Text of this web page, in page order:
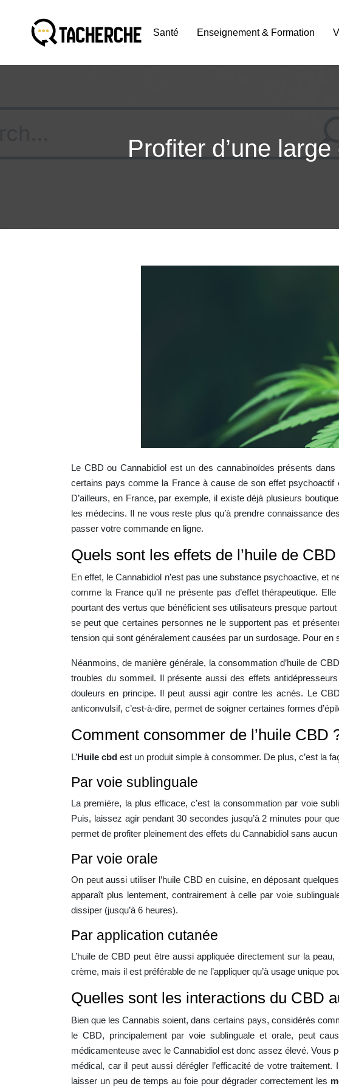
Santé Enseignement & Formation
Profiter d’une
Le CBD ou Cannabidiol est un des cannabinoïdes présents
certains pays comme la France à cause de son effet
D’ailleurs, en France, par exemple, il existe déjà plusieurs
les médecins. Il ne vous reste plus qu’à prendre connaissance
passer votre commande en ligne.
Quels sont les effets de l’huile de
En effet, le Cannabidiol n’est pas une substance psychoactive, et
comme la France qu’il ne présente pas d’effet thérapeutique.
pourtant des vertus que bénéficient ses utilisateurs presque
se peut que certaines personnes ne le supportent pas et
tension qui sont généralement causées par un surdosage. Pour en
Néanmoins, de manière générale, la consommation d’huile de
troubles du sommeil. Il présente aussi des effets
douleurs en principe. Il peut aussi agir contre les acnés. Le
anticonvulsif, c’est-à-dire, permet de soigner certaines formes
Comment consommer de l’huile CBD
L’Huile cbd est un produit simple à consommer. De plus, c’est la
Par voie sublinguale
La première, la plus efficace, c’est la consommation par voie
Puis, laissez agir pendant 30 secondes jusqu’à 2 minutes pour
permet de profiter pleinement des effets du Cannabidiol sans
Par voie orale
On peut aussi utiliser l’huile CBD en cuisine, en déposant
apparaît plus lentement, contrairement à celle par voie
dissiper (jusqu’à 6 heures).
Par application cutanée
L’huile de CBD peut être aussi appliquée directement sur la
crème, mais il est préférable de ne l’appliquer qu’à usage unique
Quelles sont les interactions du CBD
Bien que les Cannabis soient, dans certains pays, considérés
le CBD, principalement par voie sublinguale et orale, peut
médicamenteuse avec le Cannabidiol est donc assez élevé.
médical, car il peut aussi dérégler l’efficacité de votre
laisser un peu de temps au foie pour dégrader correctement les